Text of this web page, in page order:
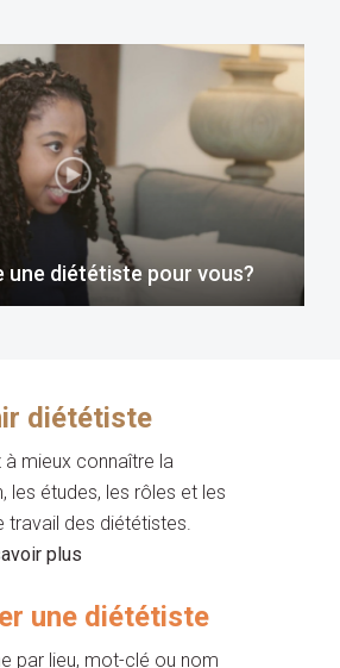
une diététiste pour vous?
diététiste
à mieux connaître la
les études, les rôles et les
travail des diététistes.
plus
une diététiste
par lieu, mot-clé ou nom